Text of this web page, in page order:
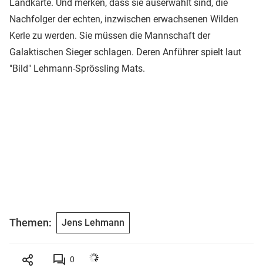
Landkarte. Und merken, dass sie auserwählt sind, die
Nachfolger der echten, inzwischen erwachsenen Wilden
Kerle zu werden. Sie müssen die Mannschaft der
Galaktischen Sieger schlagen. Deren Anführer spielt laut
"Bild" Lehmann-Sprössling Mats.
Themen: Jens Lehmann
0